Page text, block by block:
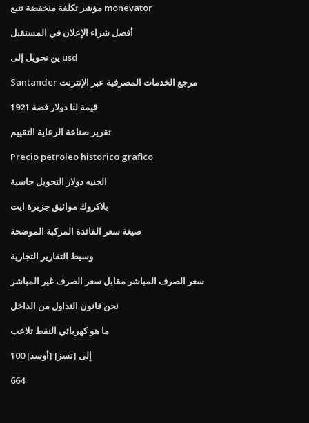
مؤشر تكلفة منخفضة تتبع monevator
أفضل شراء الإعلان في المستقبل
ين تحويل إلى usd
Santander مرجع الخدمات المصرفية عبر الإنترنت
قيمة لنا دولار فضة 1921
تقرير صناعة الرعاية التقييم
Precio petroleo historico grafico
الجنيه دولار التحويل حاسبة
بلاكروك مواثيق جزيرة ايت
صيغة سعر الفائدة المركبة الموضحة
وسيط التقارير التجارية
سعر الصرف المباشر مقابل سعر الصرف غير المباشر
نحن قانون التداول من الداخل
ما هو كهربائي النفط تلاعب
100 [أوسد] إلى [تسز]
664